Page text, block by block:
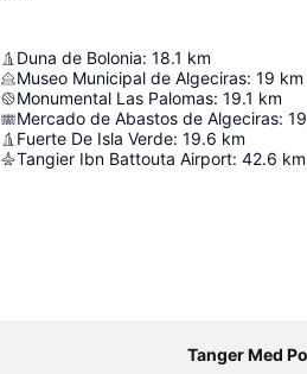
Duna de Bolonia: 18.1 km
Museo Municipal de Algeciras: 19 km
Monumental Las Palomas: 19.1 km
Mercado de Abastos de Algeciras:
Fuerte De Isla Verde: 19.6 km
Tangier Ibn Battouta Airport: 42.6 km
Tanger Med